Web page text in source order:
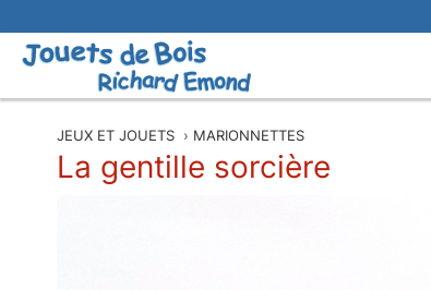
JEUX ET JOUETS › MARIONNETTES
La gentille sorcière